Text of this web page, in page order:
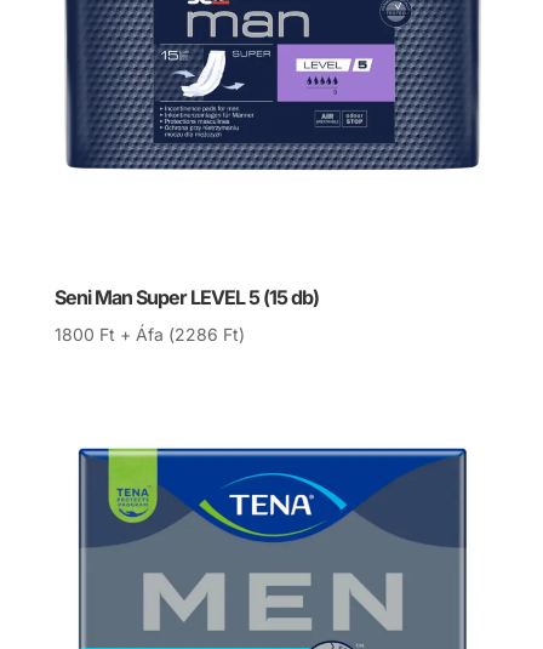
Seni Man Super LEVEL 5 (15 db)
1800 Ft + Áfa (2286 Ft)